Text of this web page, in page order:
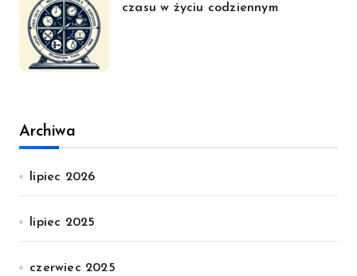
czasu w życiu codziennym
Archiwa
lipiec 2026
lipiec 2025
czerwiec 2025